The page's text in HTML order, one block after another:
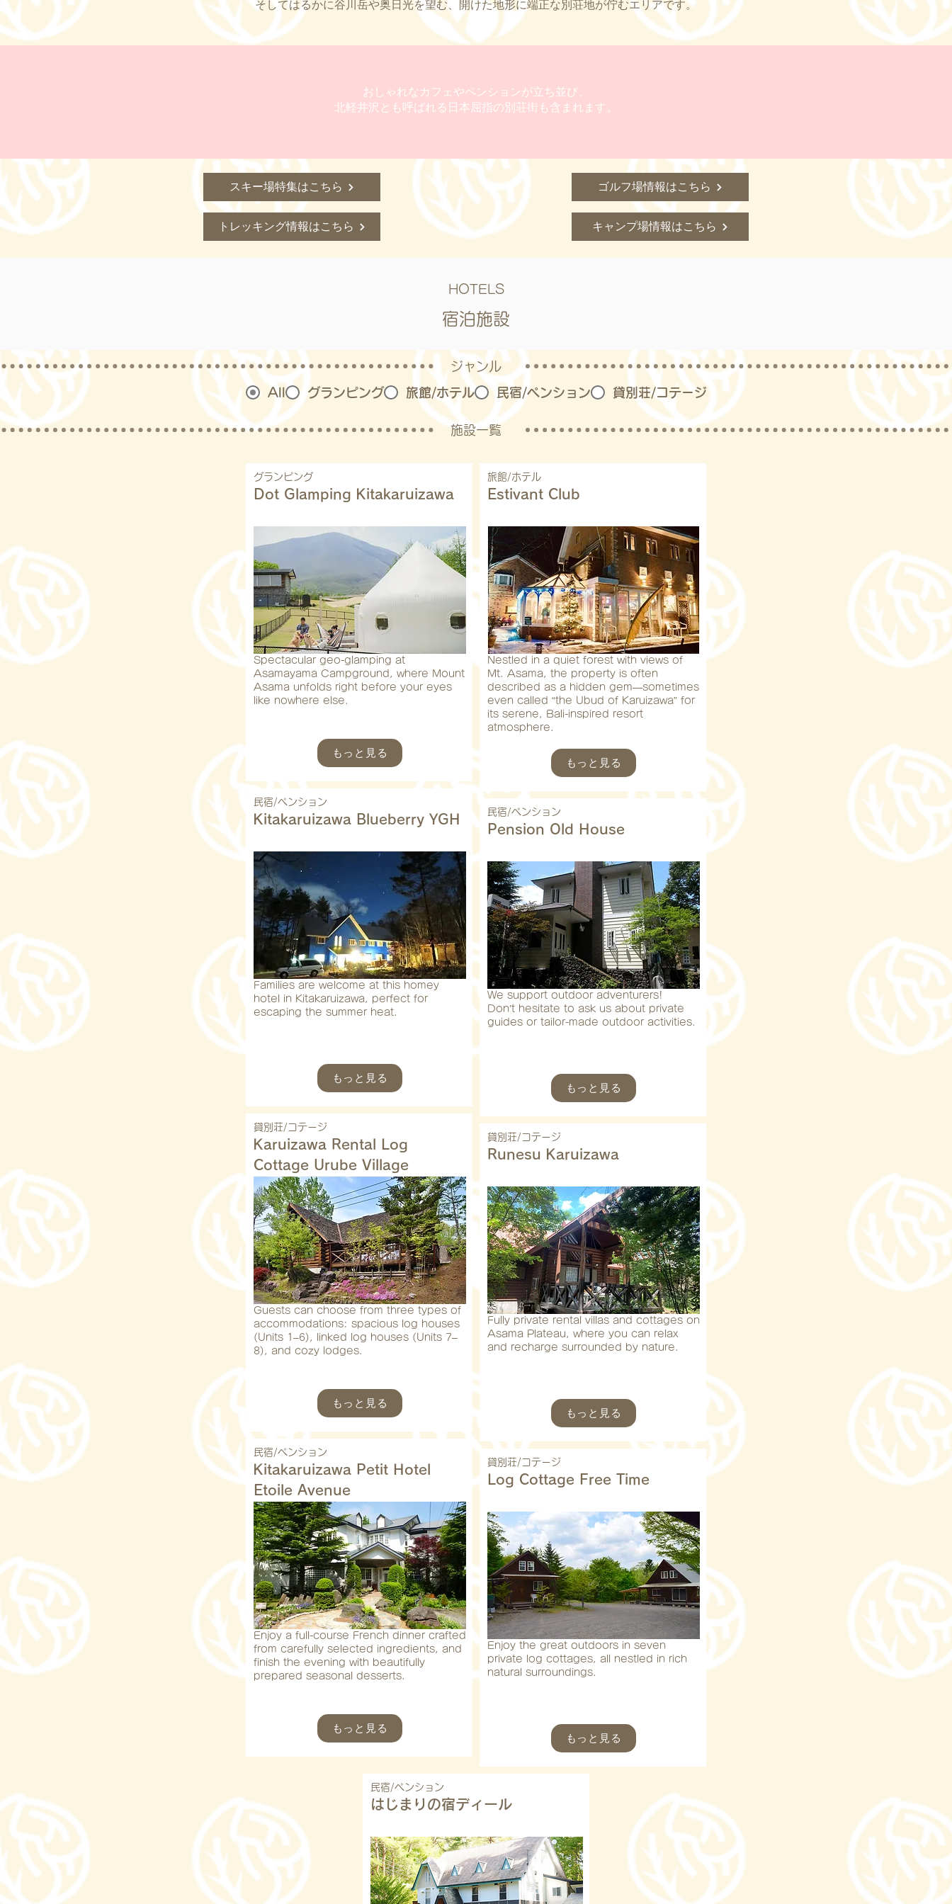
そしてはるかに谷川岳や奥日光を望む、開けた地形に端正な別荘地が​佇むエリアです。
おしゃれなカフェやペンションが立ち並び、
北軽井沢とも呼ばれる日本屈指の別荘街も含まれます。
スキー場特集はこちら
トレッキング情報はこちら
ゴルフ場情報はこちら
キャンプ場情報はこちら
HOTELS
宿泊施設
ジャンル
All グランピング 旅館/ホテル 民宿/ペンション 貸別荘/コテージ
施設一覧
グランピング
Dot Glamping Kitakaruizawa
Spectacular geo-glamping at
Asamayama Campground, where Mount
Asama unfolds right before your eyes
like nowhere else.
もっと見る
民宿/ペンション
Kitakaruizawa Blueberry YGH
Families are welcome at this homey
hotel in Kitakaruizawa, perfect for
escaping the summer heat.
もっと見る
貸別荘/コテージ
Karuizawa Rental Log
Cottage Urube Village
Guests can choose from three types of
accommodations: spacious log houses
(Units 1–6), linked log houses (Units 7–
8), and cozy lodges.
もっと見る
民宿/ペンション
Kitakaruizawa Petit Hotel
Etoile Avenue
Enjoy a full-course French dinner crafted
from carefully selected ingredients, and
finish the evening with beautifully
prepared seasonal desserts.
もっと見る
旅館/ホテル
Estivant Club
Nestled in a quiet forest with views of
Mt. Asama, the property is often
described as a hidden gem—sometimes
even called “the Ubud of Karuizawa” for
its serene, Bali-inspired resort
atmosphere.
もっと見る
民宿/ペンション
Pension Old House
We support outdoor adventurers!
Don’t hesitate to ask us about private
guides or tailor-made outdoor activities.
もっと見る
貸別荘/コテージ
Runesu Karuizawa
Fully private rental villas and cottages on
Asama Plateau, where you can relax
and recharge surrounded by nature.
もっと見る
貸別荘/コテージ
Log Cottage Free Time
Enjoy the great outdoors in seven
private log cottages, all nestled in rich
natural surroundings.
もっと見る
民宿/ペンション
はじまりの宿ディール